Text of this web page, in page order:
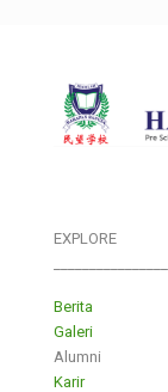
EXPLORE
Berita
Galeri
Alumni
Karir